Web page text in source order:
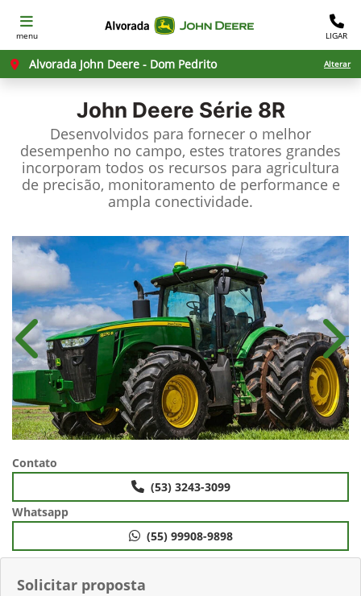
menu LIGAR
Alvorada John Deere - Dom Pedrito Alterar
John Deere Série 8R
Desenvolvidos para fornecer o melhor
desempenho no campo, estes tratores grandes
incorporam todos os recursos para agricultura
de precisão, monitoramento de performance e
ampla conectividade.
Solicitar proposta
Anterior
Contato
(53) 3243-3099
Whatsapp
(55) 99908-9898